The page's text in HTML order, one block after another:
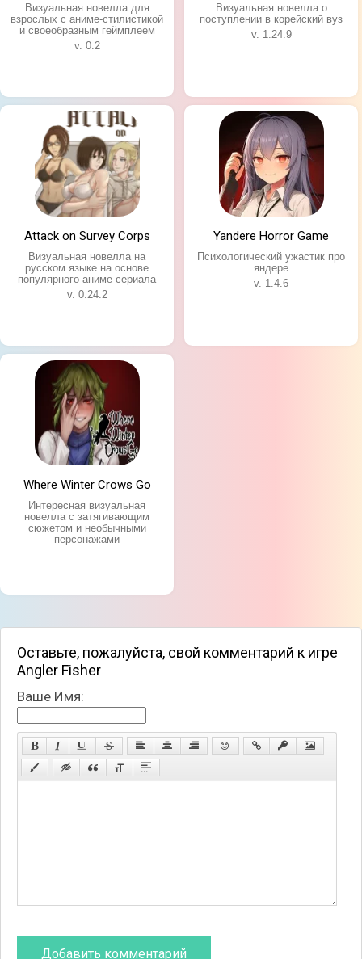
Визуальная новелла для
взрослых с аниме-стилистикой
и своеобразным геймплеем
v. 0.2
Визуальная новелла о
поступлении в корейский вуз
v. 1.24.9
Attack on Survey Corps
Визуальная новелла на
русском языке на основе
популярного аниме-сериала
v. 0.24.2
Yandere Horror Game
Психологический ужастик про
яндере
v. 1.4.6
Where Winter Crows Go
Интересная визуальная
новелла с затягивающим
сюжетом и необычными
персонажами
Оставьте, пожалуйста, свой комментарий к игре
Angler Fisher
Ваше Имя: